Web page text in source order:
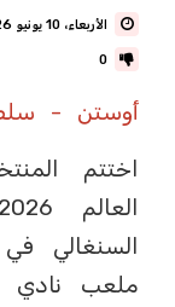
الأربعاء، 10 يونيو 2026، 6:02 ص
0
أوستن -
اختتم
السنغالي
ملعب نادي